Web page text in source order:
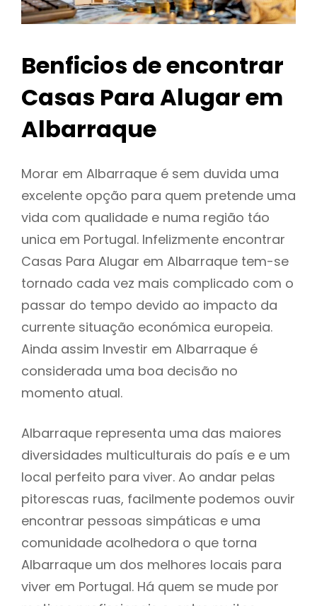
Benficios de encontrar
Casas Para Alugar em
Albarraque
Morar em Albarraque é sem duvida uma
excelente opção para quem pretende uma
vida com qualidade e numa região táo
unica em Portugal. Infelizmente encontrar
Casas Para Alugar em Albarraque tem-se
tornado cada vez mais complicado com o
passar do tempo devido ao impacto da
currente situação económica europeia.
Ainda assim Investir em Albarraque é
considerada uma boa decisão no
momento atual.
Albarraque representa uma das maiores
diversidades multiculturais do país e e um
local perfeito para viver. Ao andar pelas
pitorescas ruas, facilmente podemos ouvir
encontrar pessoas simpáticas e uma
comunidade acolhedora o que torna
Albarraque um dos melhores locais para
viver em Portugal. Há quem se mude por